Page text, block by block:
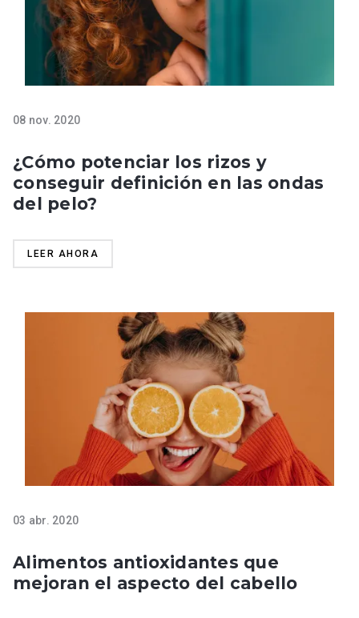
08 nov. 2020
¿Cómo potenciar los rizos y
conseguir definición en las ondas
del pelo?
LEER AHORA
03 abr. 2020
Alimentos antioxidantes que
mejoran el aspecto del cabello